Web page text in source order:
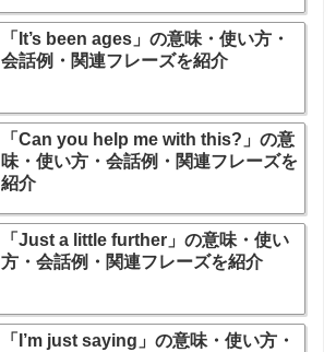
「It’s been ages」の意味・使い方・
会話例・関連フレーズを紹介
「Can you help me with this?」の意
味・使い方・会話例・関連フレーズを
紹介
「Just a little further」の意味・使い
方・会話例・関連フレーズを紹介
「I’m just saying」の意味・使い方・